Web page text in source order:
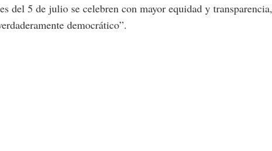
del 5 de julio se celebren con mayor equidad y transparencia,
democrático”.